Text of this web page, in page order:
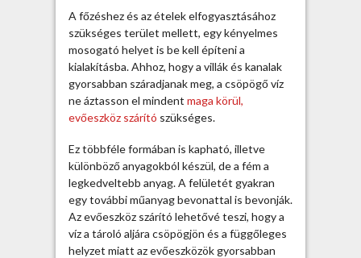
n
h
d
j
n
j
á
b
a
a
A főzéshez és az ételek elfogyasztásához
szükséges terület mellett, egy kényelmes
mosogató helyet is be kell építeni a
kialakításba. Ahhoz, hogy a villák és kanalak
gyorsabban száradjanak meg, a csöpögő víz
ne áztasson el mindent maga körül,
evőeszköz szárító szükséges.
Ez többféle formában is kapható, illetve
különböző anyagokból készül, de a fém a
legkedveltebb anyag. A felületét gyakran
egy további műanyag bevonattal is bevonják.
Az evőeszköz szárító lehetővé teszi, hogy a
víz a tároló aljára csöpögjön és a függőleges
helyzet miatt az evőeszközök gyorsabban